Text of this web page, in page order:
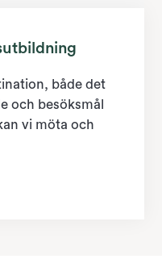
både det
och besöksmål
vi möta och